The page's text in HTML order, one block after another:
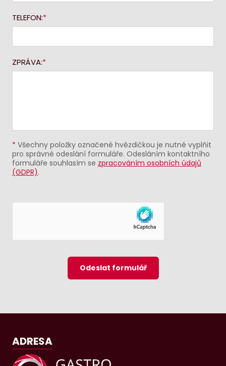
TELEFON:
ZPRÁVA:
* Všechny položky označené hvězdičkou je nutné vyplňit
pro správné odeslání formuláře. Odesláním kontaktního
formuláře souhlasím se zpracováním osobních údajů
(GDPR).
Odeslat formulář
ADRESA